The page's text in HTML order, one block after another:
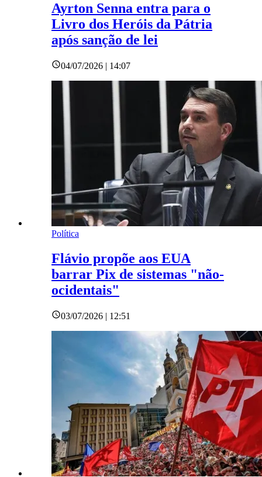
Ayrton Senna entra para o
Livro dos Heróis da Pátria
após sanção de lei
04/07/2026 | 14:07
Política
Flávio propõe aos EUA
barrar Pix de sistemas "não-
ocidentais"
03/07/2026 | 12:51